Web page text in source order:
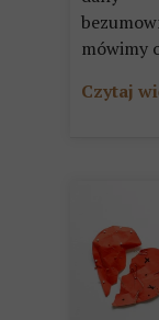
mówimy
Czytaj